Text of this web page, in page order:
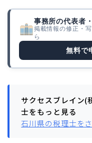
事務所の代表者
掲載情報の修正・
ら
無料で
サクセスブレイン(
士をもっと見る
石川県の税理士を